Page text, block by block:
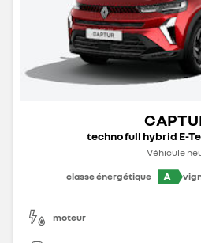
techno full hybrid E-
Véhicule
classe énergétique
A
moteur